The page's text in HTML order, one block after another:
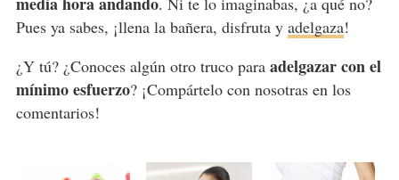
Pues ya sabes, ¡llena la bañera, disfruta y adelgaza!
¿Y tú? ¿Conoces algún otro truco para adelgazar con el
mínimo esfuerzo? ¡Compártelo con nosotras en los
comentarios!